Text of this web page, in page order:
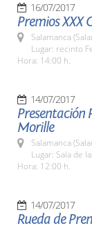
16/07/2017
Premios XXX
Salamanca
Lugar: recinto
Hora: 14:00 h.
14/07/2017
Presentación
Morille
Salamanca
Lugar: Sala de
Hora: 12:00 h.
14/07/2017
Rueda de